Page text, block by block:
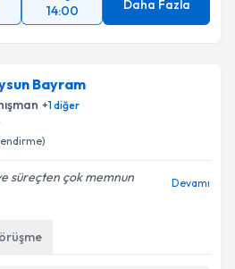
14:00 Daha Fazla
Bayram
+1diğer
süreçten çok memnun
Devamı